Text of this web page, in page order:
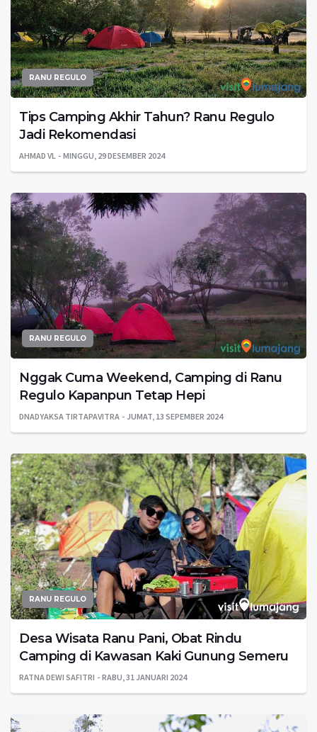
RANU REGULO
Tips Camping Akhir Tahun? Ranu Regulo
Jadi Rekomendasi
AHMAD VL MINGGU, 29 DESEMBER 2024
RANU REGULO
Nggak Cuma Weekend, Camping di Ranu
Regulo Kapanpun Tetap Hepi
DNADYAKSA TIRTAPAVITRA JUMAT, 13 SEPEMBER 2024
RANU REGULO
Desa Wisata Ranu Pani, Obat Rindu
Camping di Kawasan Kaki Gunung Semeru
RATNA DEWI SAFITRI RABU, 31 JANUARI 2024